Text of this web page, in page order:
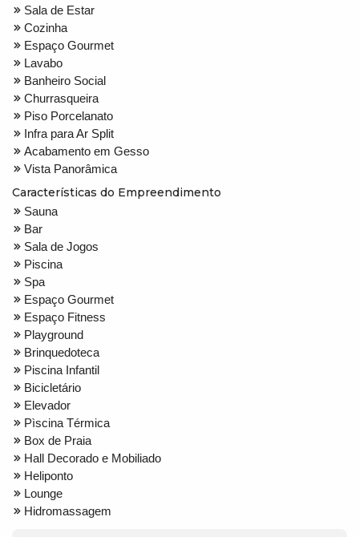
Sala de Estar
Cozinha
Espaço Gourmet
Lavabo
Banheiro Social
Churrasqueira
Piso Porcelanato
Infra para Ar Split
Acabamento em Gesso
Vista Panorâmica
Características do Empreendimento
Sauna
Bar
Sala de Jogos
Piscina
Spa
Espaço Gourmet
Espaço Fitness
Playground
Brinquedoteca
Piscina Infantil
Bicicletário
Elevador
Pìscina Térmica
Box de Praia
Hall Decorado e Mobiliado
Heliponto
Lounge
Hidromassagem